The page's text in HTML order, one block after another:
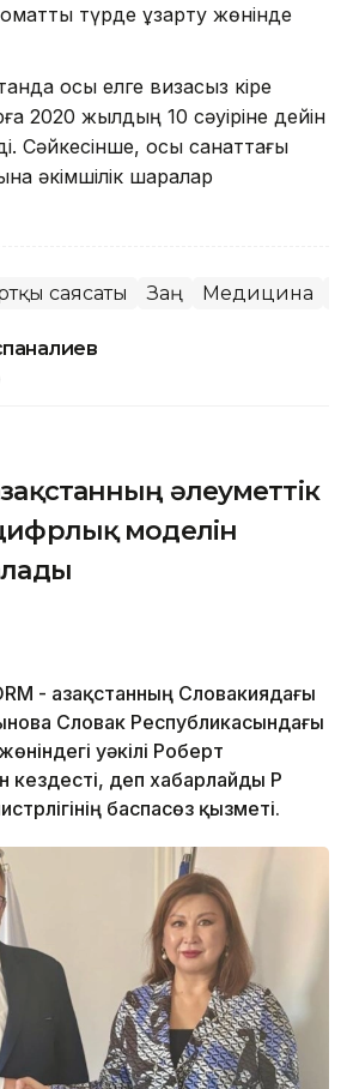
түрде ұзарту жөнінде
осы елге визасыз кіре
2020 жылдың 10 сәуіріне дейін
Сәйкесінше, осы санаттағы
әкімшілік шаралар
саясаты Заң Медицина
әлеуметтік
моделін
- Қазақстанның Словакиядағы
Словак Республикасындағы
уәкілі Роберт
деп хабарлайды ҚР
баспасөз қызметі.